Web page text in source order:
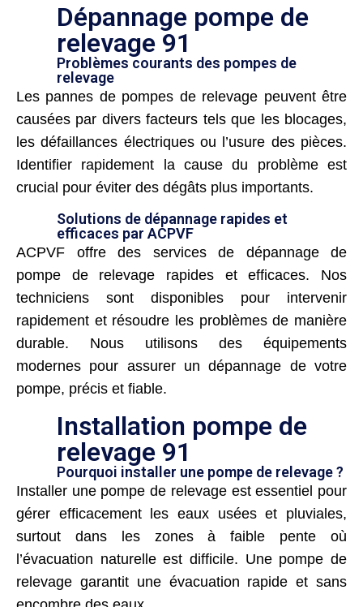
Dépannage pompe de
relevage 91
Problèmes courants des pompes de
relevage
Les pannes de pompes de relevage peuvent être
causées par divers facteurs tels que les blocages,
les défaillances électriques ou l’usure des pièces.
Identifier rapidement la cause du problème est
crucial pour éviter des dégâts plus importants.
Solutions de dépannage rapides et
efficaces par ACPVF
ACPVF offre des services de dépannage de
pompe de relevage rapides et efficaces. Nos
techniciens sont disponibles pour intervenir
rapidement et résoudre les problèmes de manière
durable. Nous utilisons des équipements
modernes pour assurer un dépannage de votre
pompe, précis et fiable.
Installation pompe de
relevage 91
Pourquoi installer une pompe de relevage ?
Installer une pompe de relevage est essentiel pour
gérer efficacement les eaux usées et pluviales,
surtout dans les zones à faible pente où
l’évacuation naturelle est difficile. Une pompe de
relevage garantit une évacuation rapide et sans